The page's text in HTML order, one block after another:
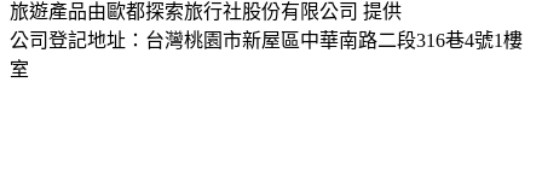
旅遊產品由歐都探索旅行社股份有限公司 提供
公司登記地址：台灣桃園市新屋區中華南路二段316巷4號1樓
室